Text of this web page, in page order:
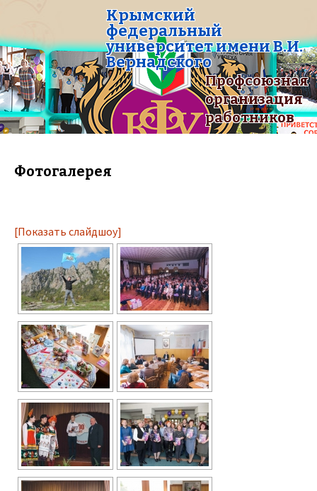
Крымский
федеральный
университет имени В.И.
Вернадского
Профсоюзная
организация
работников
Фотогалерея
[Показать слайдшоу]